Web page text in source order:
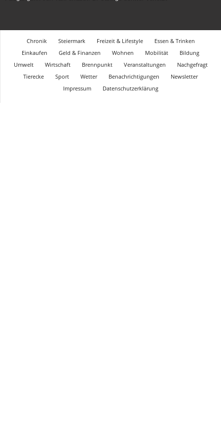
Chronik Steiermark Freizeit & Lifestyle
Essen & Trinken
Einkaufen
Geld & Finanzen Wohnen Mobilität
Bildung
Umwelt
Wirtschaft Brennpunkt Veranstaltungen
Nachgefragt
Tierecke
Sport Wetter Benachrichtigungen
Newsletter
Impressum
Datenschutzerklärung